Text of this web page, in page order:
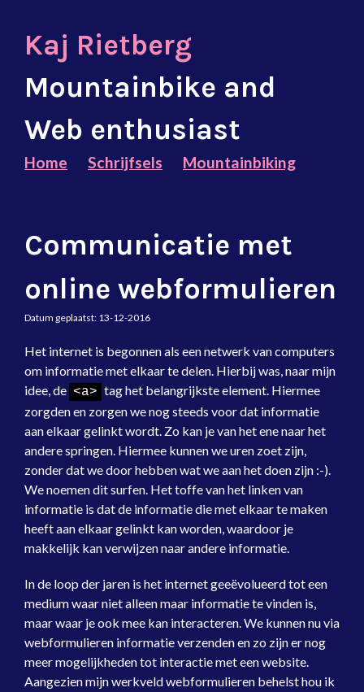
Kaj Rietberg
Mountainbike and
Web enthusiast
Home Schrijfsels Mountainbiking
Communicatie met
online webformulieren
Datum geplaatst: 13-12-2016
Het internet is begonnen als een netwerk van computers
om informatie met elkaar te delen. Hierbij was, naar mijn
idee, de <a> tag het belangrijkste element. Hiermee
zorgden en zorgen we nog steeds voor dat informatie
aan elkaar gelinkt wordt. Zo kan je van het ene naar het
andere springen. Hiermee kunnen we uren zoet zijn,
zonder dat we door hebben wat we aan het doen zijn :-).
We noemen dit surfen. Het toffe van het linken van
informatie is dat de informatie die met elkaar te maken
heeft aan elkaar gelinkt kan worden, waardoor je
makkelijk kan verwijzen naar andere informatie.
In de loop der jaren is het internet geeëvolueerd tot een
medium waar niet alleen maar informatie te vinden is,
maar waar je ook mee kan interacteren. We kunnen nu via
webformulieren informatie verzenden en zo zijn er nog
meer mogelijkheden tot interactie met een website.
Aangezien mijn werkveld webformulieren behelst hou ik